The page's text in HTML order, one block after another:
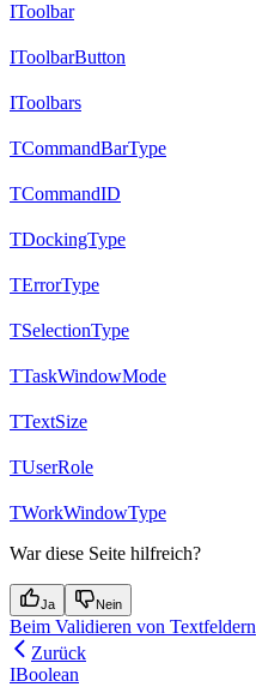
IToolbar
IToolbarButton
IToolbars
TCommandBarType
TCommandID
TDockingType
TErrorType
TSelectionType
TTaskWindowMode
TTextSize
TUserRole
TWorkWindowType
War diese Seite hilfreich?
Ja Nein
Beim Validieren von Textfeldern
Zurück
IBoolean